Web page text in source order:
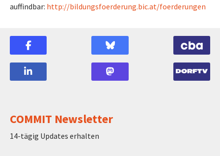
auffindbar: http://bildungsfoerderung.bic.at/foerderungen
COMMIT Newsletter
14-tägig Updates erhalten